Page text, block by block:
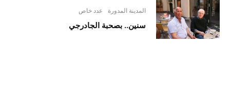
المدينة المدورة عدد خاص
سنين.. بصحبة الجادرجي